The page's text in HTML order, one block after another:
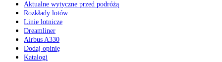
Aktualne wytyczne przed podróżą
Rozkłady lotów
Linie lotnicze
Dreamliner
Airbus A330
Dodaj opinię
Katalogi